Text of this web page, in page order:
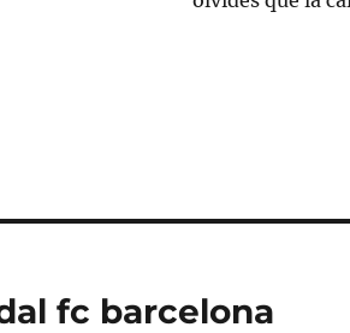
fc barcelona